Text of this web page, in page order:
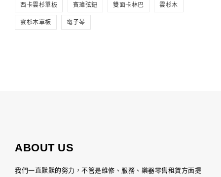
西卡雲杉單板 賓瑋弦鈕 雙面卡林巴 雲杉木
雲杉木單板 電子琴
ABOUT US
我們一直默默的努力，不管是維修、服務、樂器零售租賃方面提